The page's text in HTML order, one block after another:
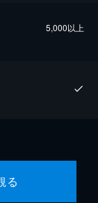
5,000以上
る